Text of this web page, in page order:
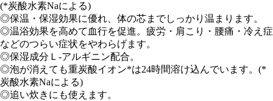
(*炭酸水素Naによる)
◎保温・保湿効果に優れ、体の芯までしっかり温まります。
◎温浴効果を高めて血行を促進。疲労・肩こり・腰痛・冷え症
などのつらい症状をやわらげます。
◎保湿成分Ｌ-アルギニン配合。
◎泡が消えても重炭酸イオン*は24時間溶け込んでいます。(*
炭酸水素Naによる)
◎追い炊きにも使えます。